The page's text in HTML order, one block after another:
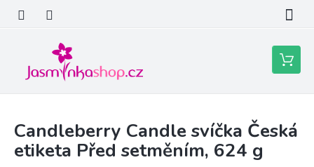
obsah
Nákupní
košík
Candleberry Candle svíčka Česká
etiketa Před setměním, 624 g